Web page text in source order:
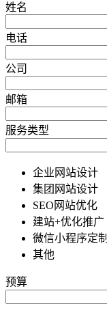
姓名
电话
公司
邮箱
服务类型
企业网站设计
集团网站设计
SEO网站优化
建站+优化推广
微信小程序定制
其他
预算